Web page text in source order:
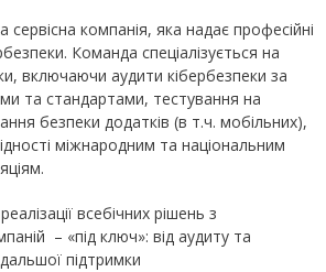
сервісна компанія, яка надає професійні
Команда спеціалізується на
включаючи аудити кібербезпеки за
та стандартами, тестування на
безпеки додатків (в т.ч. мобільних),
міжнародним та національним
всебічних рішень з
– «під ключ»: від аудиту та
підтримки